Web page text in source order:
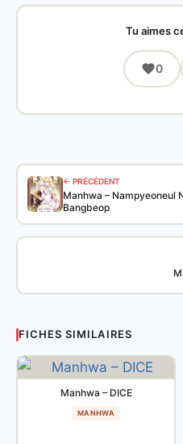
Tu aimes
0
← PRÉCÉDENT
Manhwa – Nampyeoneul
Bangbeop
FICHES SIMILAIRES
Manhwa – DICE
MANHWA